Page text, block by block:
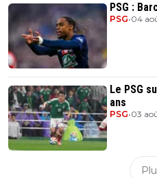
PSG :
PSG•04
Le PSG
ans
PSG•03